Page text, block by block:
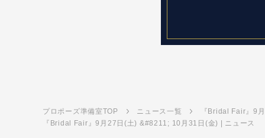
プロポーズ準備室TOP ニュース一覧
『Bridal Fair』9
『Bridal Fair』9月27日(土) &#8211; 10月31日(金) | ニュース